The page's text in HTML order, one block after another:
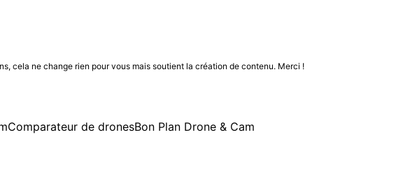
cela ne change rien pour vous mais soutient la création de contenu. Merci !
Comparateur de dronesBon Plan Drone & Cam